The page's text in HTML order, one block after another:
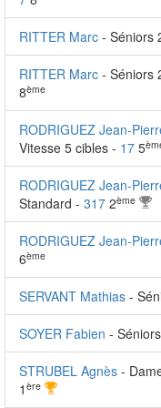
RITTER Marc - Séniors
RITTER Marc - Séniors
8ème
RODRIGUEZ Jean-
Vitesse 5 cibles - 17 5
RODRIGUEZ Jean-
Standard - 317 2ème
RODRIGUEZ Jean-
6ème
SERVANT Mathias -
SOYER Fabien -
STRUBEL Agnès -
1 ère